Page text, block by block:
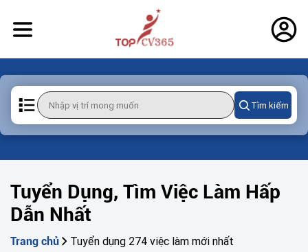
Tìm kiếm
Tuyển Dụng, Tìm Việc Làm Hấp
Dẫn Nhất
Trang chủ Tuyển dụng 274 việc làm mới nhất